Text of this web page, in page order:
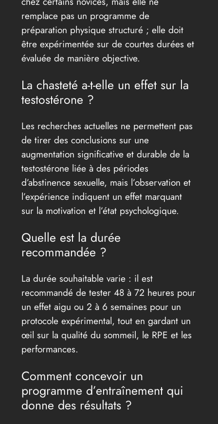
remplace pas un programme de
préparation physique structuré ; elle doit
être expérimentée sur de courtes durées et
évaluée de manière objective.
La chasteté a-t-elle un effet sur la
testostérone ?
Les recherches actuelles ne permettent pas
de tirer des conclusions sur une
augmentation significative et durable de la
testostérone liée à des périodes
d’abstinence sexuelle, mais l’observation et
l’expérience indiquent un effet marquant
sur la motivation et l’état psychologique.
Quelle est la durée
recommandée ?
La durée souhaitable varie : il est
recommandé de tester 48 à 72 heures pour
un effet aigu ou 2 à 6 semaines pour un
protocole expérimental, tout en gardant un
œil sur la qualité du sommeil, le RPE et les
performances.
Comment concevoir un
programme d’entraînement qui
donne des résultats ?